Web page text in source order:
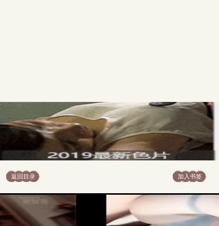
返回目录 加入书签